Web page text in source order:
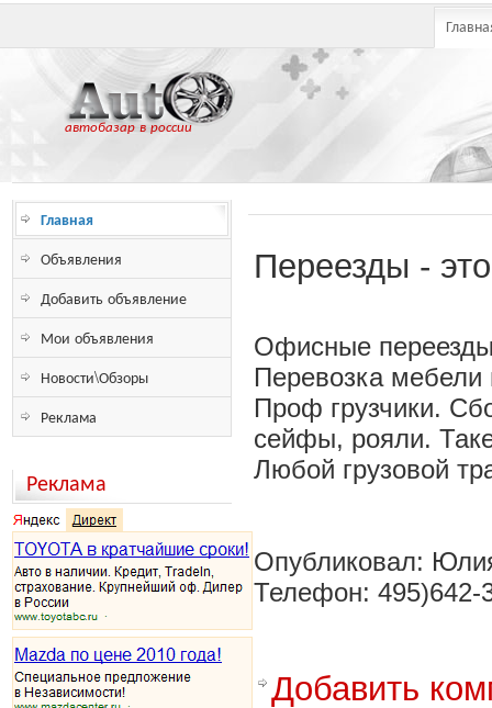
автобазар в россии
Главная
Объявления
Добавить объявление
Мои объявления
Новости\Обзоры
Реклама
Реклама
Переезды -
Офисные
Перевозка
Проф грузчики.
сейфы, рояли.
Любой грузовой
Опубликовал:
Телефон: 495)642-
Добавить